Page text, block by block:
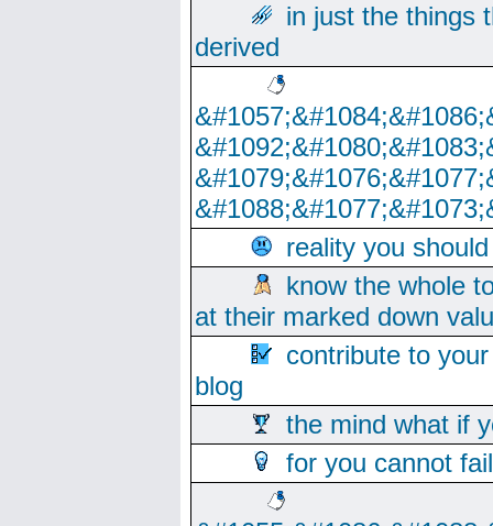
in just the things
derived
reality you
know the whole
at their marked down
contribute to
blog
the mind what if
for you cannot